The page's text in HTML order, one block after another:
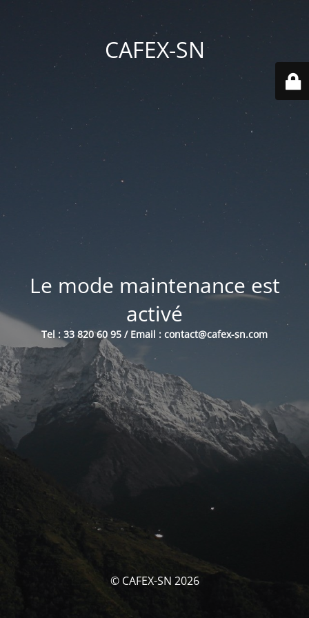
CAFEX-SN
Le mode maintenance est
activé
Tel : 33 820 60 95 / Email : contact@cafex-sn.com
© CAFEX-SN 2026